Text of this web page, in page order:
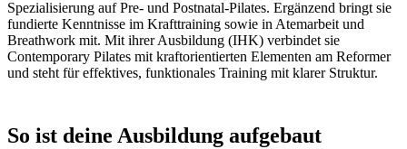
Spezialisierung auf Pre- und Postnatal-Pilates. Ergänzend bringt sie
fundierte Kenntnisse im Krafttraining sowie in Atemarbeit und
Breathwork mit. Mit ihrer Ausbildung (IHK) verbindet sie
Contemporary Pilates mit kraftorientierten Elementen am Reformer
und steht für effektives, funktionales Training mit klarer Struktur.
So ist deine Ausbildung aufgebaut